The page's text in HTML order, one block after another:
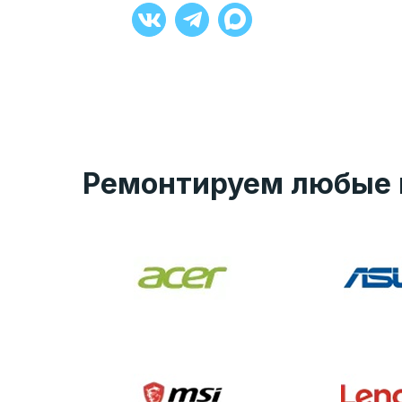
+7 (929) 008-27-90
Ремонтируем любые